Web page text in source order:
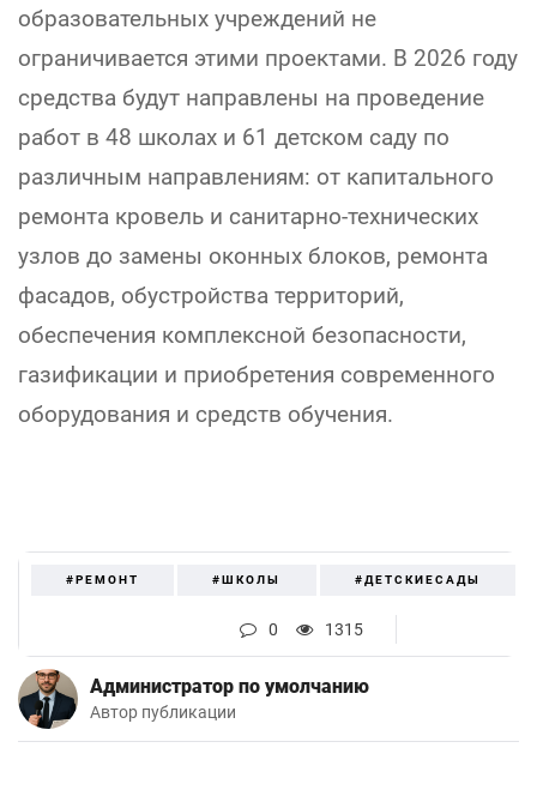
образовательных учреждений не
ограничивается этими проектами. В 2026 году
средства будут направлены на проведение
работ в 48 школах и 61 детском саду по
различным направлениям: от капитального
ремонта кровель и санитарно-технических
узлов до замены оконных блоков, ремонта
фасадов, обустройства территорий,
обеспечения комплексной безопасности,
газификации и приобретения современного
оборудования и средств обучения.
#РЕМОНТ #ШКОЛЫ #ДЕТСКИЕСАДЫ
0 1315
Администратор по умолчанию
Автор публикации